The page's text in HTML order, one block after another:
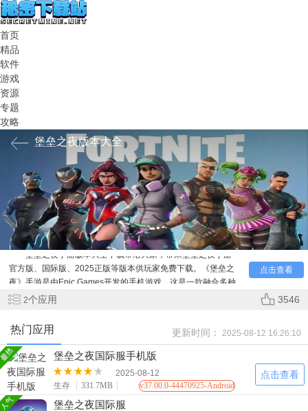
首页
精品
软件
游戏
资源
专题
攻略
堡垒之夜版本大全
点击查看
堡垒之夜手游版本大全下载带给大家，带来堡垒之夜手游
官方版、国际版、2025正版等版本供玩家免费下载。《堡垒之
夜》手游是由Epic Games开发的手机游戏。这是一款融合多种
不同模式，如在百人竞技生存模式中，需收集资源、建造掩体
2个应用 3546
热门应用 更新时间： 2025-08-12 16:26:10
堡垒之夜国际服手机版
2025-08-12
生存
331.7MB v37.00.0-44470925-Android
点击查看
堡垒之夜国际服